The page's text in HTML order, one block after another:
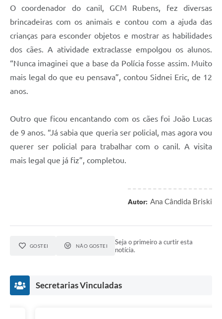
O coordenador do canil, GCM Rubens, fez diversas
brincadeiras com os animais e contou com a ajuda das
crianças para esconder objetos e mostrar as habilidades
dos cães. A atividade extraclasse empolgou os alunos.
“Nunca imaginei que a base da Polícia fosse assim. Muito
mais legal do que eu pensava”, contou Sidnei Eric, de 12
anos.
Outro que ficou encantando com os cães foi João Lucas
de 9 anos. “Já sabia que queria ser policial, mas agora vou
querer ser policial para trabalhar com o canil. A visita
mais legal que já fiz”, completou.
Autor: Ana Cândida Briski
GOSTEI NÃO GOSTEI
Seja o primeiro a curtir esta
notícia.
Secretarias Vinculadas